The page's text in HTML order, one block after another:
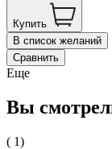
Купить
В список желаний
Сравнить
Еще
Вы
( 1)